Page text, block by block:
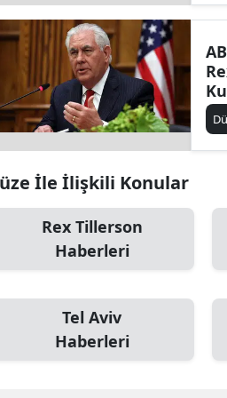
İle İlişkili Konular
Rex Tillerson
Haberleri
Tel Aviv
Haberleri